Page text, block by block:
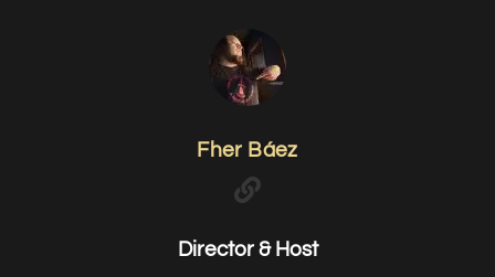
Fher Báez
Director & Host